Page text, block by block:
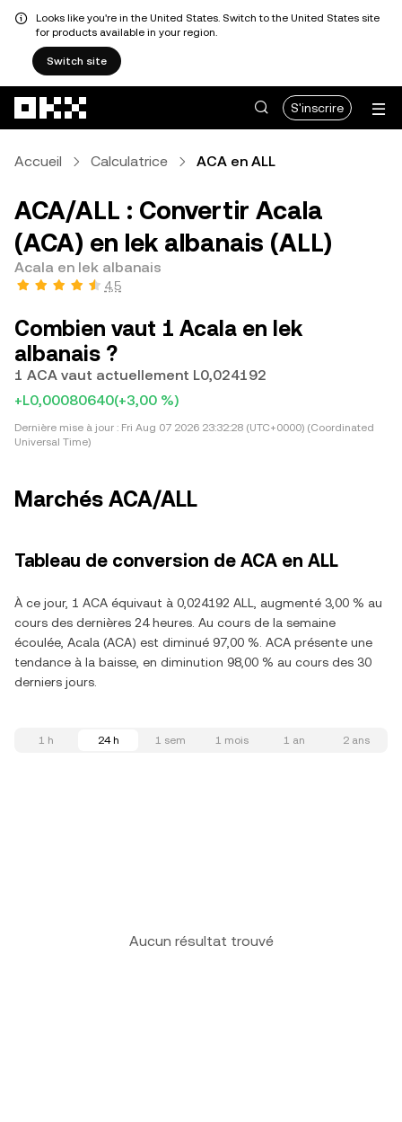
Looks like you're in the United States. Switch to the United States site
for products available in your region.
Switch site
S'inscrire
Accueil Calculatrice ACA en ALL
ACA/ALL : Convertir Acala
(ACA) en lek albanais (ALL)
Acala en lek albanais
4,5
Combien vaut 1 Acala en lek
albanais ?
1 ACA vaut actuellement L0,024192
+L0,00080640(+3,00 %)
Dernière mise à jour : Fri Aug 07 2026 23:32:28 (UTC+0000) (Coordinated
Universal Time)
Marchés ACA/ALL
Tableau de conversion de ACA en ALL
À ce jour, 1 ACA équivaut à 0,024192 ALL, augmenté 3,00 % au
cours des dernières 24 heures. Au cours de la semaine
écoulée, Acala (ACA) est diminué 97,00 %. ACA présente une
tendance à la baisse, en diminution 98,00 % au cours des 30
derniers jours.
1 h 24 h 1 sem 1 mois 1 an 2 ans
Aucun résultat trouvé